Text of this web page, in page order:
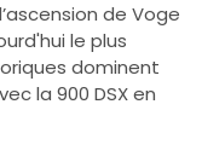
de Voge
le plus
dominent
la 900 DSX en